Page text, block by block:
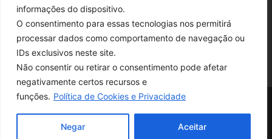
informações do dispositivo.
O consentimento para essas tecnologias nos permitirá
processar dados como comportamento de navegação ou
IDs exclusivos neste site.
Não consentir ou retirar o consentimento pode afetar
negativamente certos recursos e
funções. Política de Cookies e Privacidade
Negar Aceitar
SIGA-NOS
© 1997-2022, GRUPO ROBERTO MONTORO É proibida a reprodução do
conteúdo em qualquer meio de comunicação, eletrônico ou impresso,